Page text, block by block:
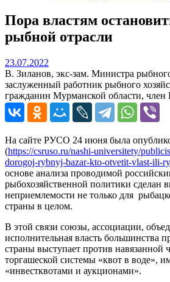
Пора властям
рыбной отрасли
23.07.2022
В. Зиланов, экс-зам. Министра
заслуженный работник рыбного
гражданин Мурманской области,
На сайте РУСО 24 июня была
(https://csruso.ru/nashi-universitety/
dorogoj-rybnyj-bazar-kto-otvetit-vlast-ili-
основе анализа проводимой
рыбохозяйственной политики сделан
неприемлемости не только для
страны в целом.
В этой связи союзы, ассоциации,
исполнительная власть большинства
страны выступает против навязанной
торгашеской системы «квот в воде»,
«инвестквотами и аукционами».